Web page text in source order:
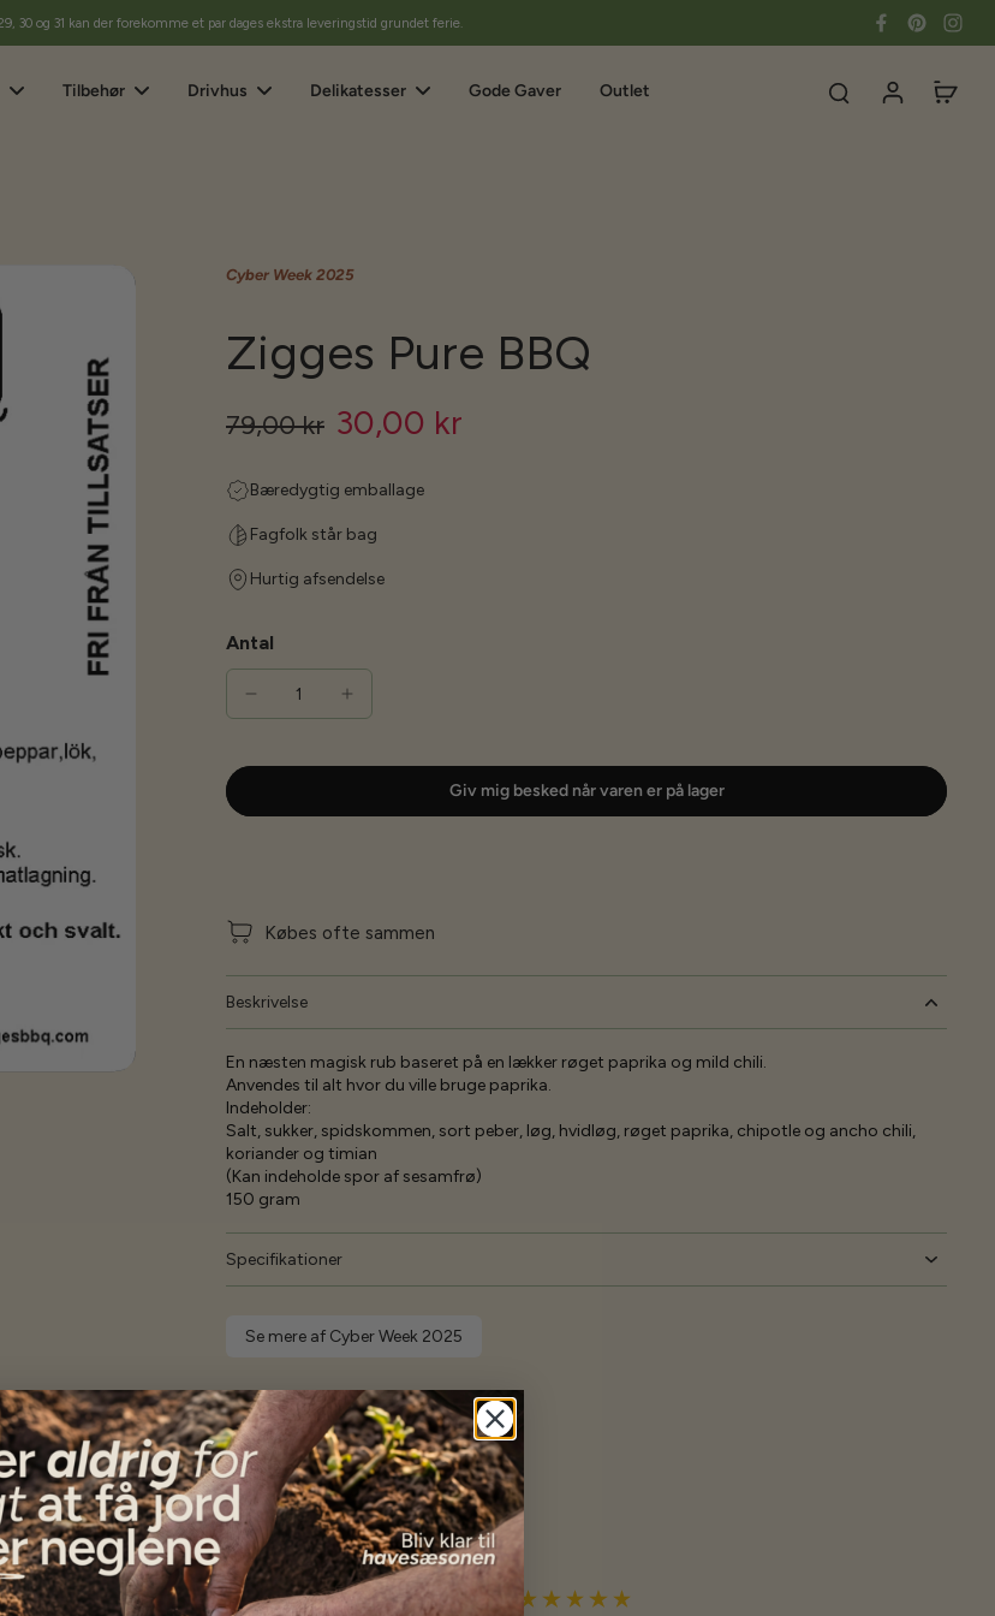
30 og 31 kan der forekomme et par dages ekstra leveringstid grundet ferie.
Tilbehør Drivhus Delikatesser Gode Gaver Outlet
Cyber Week 2025
Zigges Pure BBQ
79,00 kr 30,00 kr
Bæredygtig emballage
Fagfolk står bag
Hurtig afsendelse
Antal
Giv mig besked når varen er på lager
Købes ofte sammen
Beskrivelse
En næsten magisk rub baseret på en lækker røget paprika og mild chili.
Anvendes til alt hvor du ville bruge paprika.
Indeholder:
Salt, sukker, spidskommen, sort peber, løg, hvidløg, røget paprika, chipotle og ancho chili,
koriander og timian
(Kan indeholde spor af sesamfrø)
150 gram
Specifikationer
Se mere af Cyber Week 2025
kundersiger...